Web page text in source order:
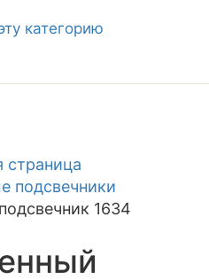
категорию
страница
подсвечники
1634